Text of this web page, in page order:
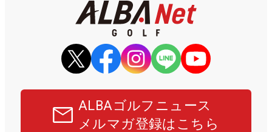
ALBAゴルフニュース
メルマガ登録はこちら